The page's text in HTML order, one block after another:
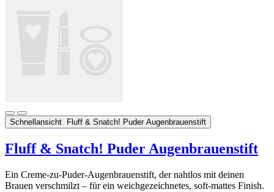
Schnellansicht Fluff & Snatch! Puder Augenbrauenstift
Fluff & Snatch! Puder Augenbrauenstift
Ein Creme-zu-Puder-Augenbrauenstift, der nahtlos mit deinen
Brauen verschmilzt – für ein weichgezeichnetes, soft-mattes Finish.